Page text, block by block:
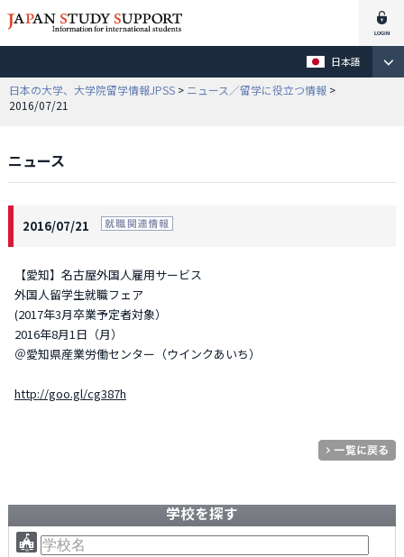
日本語
日本の大学、大学院留学情報JPSS > ニュース／留学に役立つ情報 >
2016/07/21
ニュース
2016/07/21
【愛知】名古屋外国人雇用サービス
外国人留学生就職フェア
(2017年3月卒業予定者対象）
2016年8月1日（月）
＠愛知県産業労働センター（ウインクあいち）
http://goo.gl/cg387h
学校を探す